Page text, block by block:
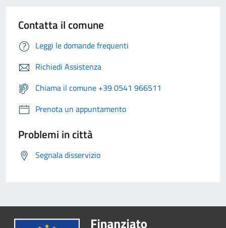
Contatta il comune
Leggi le domande frequenti
Richiedi Assistenza
Chiama il comune +39 0541 966511
Prenota un appuntamento
Problemi in città
Segnala disservizio